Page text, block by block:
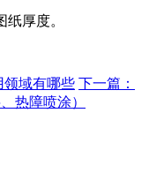
纸厚度。
领域有哪些 下一篇：
热障喷涂）